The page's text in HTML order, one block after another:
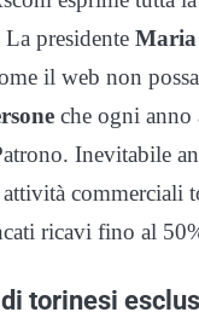
presidente Maria
il web non
che ogni anno
Inevitabile
commerciali
ricavi fino al
torinesi